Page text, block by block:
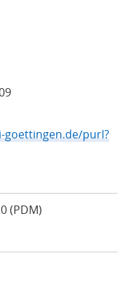
purl?
(PDM)